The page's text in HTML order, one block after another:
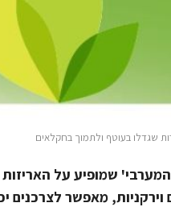
שגדלו בעוטף ולתמוך בחקלאים
שמופיע על
מאפשר לצרכנים